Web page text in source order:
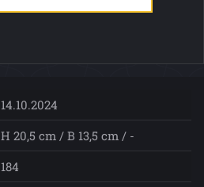
14.10.2024
H 20,5 cm / B 13,5 cm / -
184